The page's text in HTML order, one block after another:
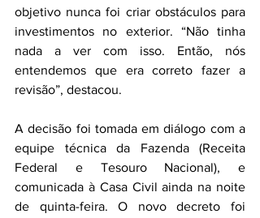
objetivo nunca foi criar obstáculos para
investimentos no exterior. “Não tinha
nada a ver com isso. Então, nós
entendemos que era correto fazer a
revisão”, destacou.
A decisão foi tomada em diálogo com a
equipe técnica da Fazenda (Receita
Federal e Tesouro Nacional), e
comunicada à Casa Civil ainda na noite
de quinta-feira. O novo decreto foi